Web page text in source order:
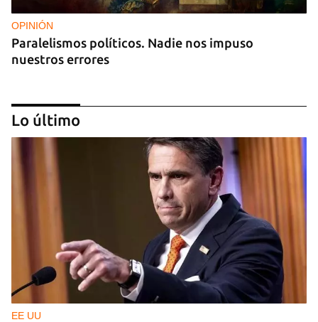
OPINIÓN
Paralelismos políticos. Nadie nos impuso
nuestros errores
CUBA Y LA NOCHE
¿Para qué sirve la distopía?
Lo último
EE UU